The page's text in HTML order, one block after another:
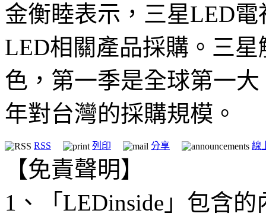
金衡睦表示，三星LED
LED相關產品採購。三
色，第一季是全球第一
年對台灣的採購規模。
RSS 列印 分享 線
【免責聲明】
1、「LEDinside」包含